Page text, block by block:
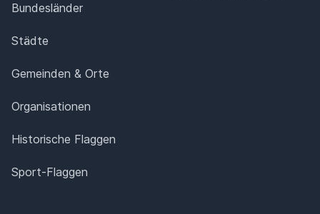
Bundesländer
Städte
Gemeinden & Orte
Organisationen
Historische Flaggen
Sport-Flaggen